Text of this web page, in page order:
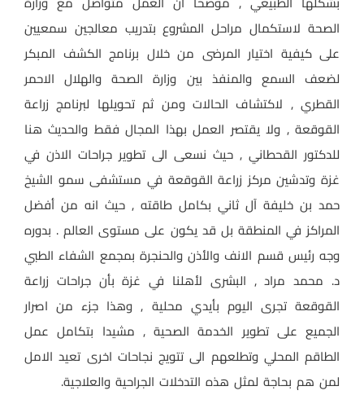
الصحة لاستكمال مراحل المشروع بتدريب معالجين سمعيين
على كيفية اختيار المرضى من خلال برنامج الكشف المبكر
لضعف السمع والمنفذ بين وزارة الصحة والهلال الاحمر
القطري , لاكتشاف الحالات ومن ثم تحويلها لبرنامج زراعة
القوقعة , ولا يقتصر العمل بهذا المجال فقط والحديث هنا
للدكتور القحطاني , حيث نسعى الى تطوير جراحات الاذن في
غزة وتدشين مركز زراعة القوقعة في مستشفى سمو الشيخ
حمد بن خليفة آل ثاني بكامل طاقته , حيث انه من أفضل
المراكز في المنطقة بل قد يكون على مستوى العالم . بدوره
وجه رئيس قسم الانف والأذن والحنجرة بمجمع الشفاء الطبي
د. محمد مراد , البشرى لأهلنا في غزة بأن جراحات زراعة
القوقعة تجرى اليوم بأيدي محلية , وهذا جزء من اصرار
الجميع على تطوير الخدمة الصحية , مشيدا بتكامل عمل
الطاقم المحلي وتطلعهم الى تتويج نجاحات اخرى تعيد الامل
لمن هم بحاجة لمثل هذه التدخلات الجراحية والعلاجية.